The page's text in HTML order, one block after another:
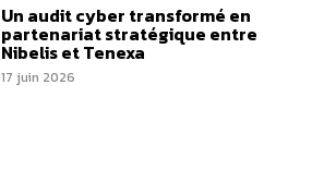
Un audit cyber transformé en
partenariat stratégique entre
Nibelis et Tenexa
17 juin 2026